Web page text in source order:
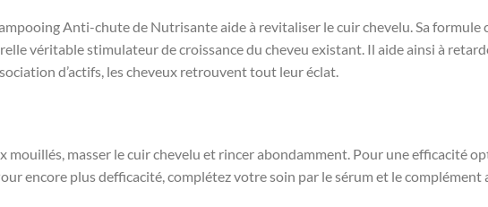
Anti-chute de Nutrisante aide à revitaliser le cuir chevelu. Sa
véritable stimulateur de croissance du cheveu existant. Il aide ainsi à
d’actifs, les cheveux retrouvent tout leur éclat.
mouillés, masser le cuir chevelu et rincer abondamment. Pour une efficacité
encore plus defficacité, complétez votre soin par le sérum et le complément